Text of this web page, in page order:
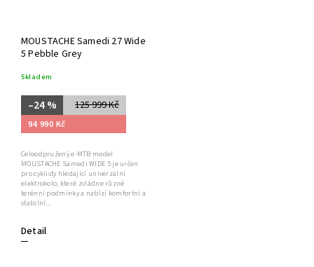
MOUSTACHE Samedi 27 Wide
5 Pebble Grey
Skladem
125 999 Kč
–24 %
94 990 Kč
Detail
Celoodpružený e-MTB model
MOUSTACHE Samedi WIDE 5 je určen
pro cyklisty hledající univerzální
elektrokolo, které zvládne různé
terénní podmínky a nabízí komfortní a
stabilní...